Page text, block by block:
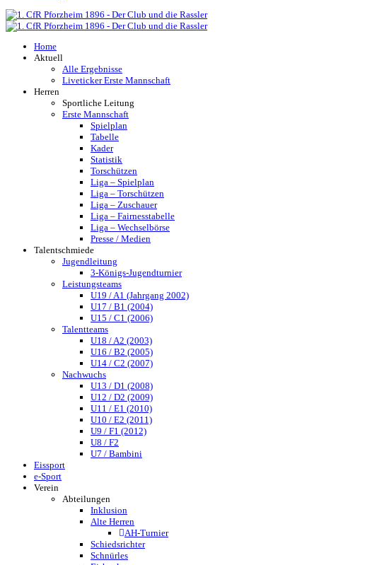
Home
Aktuell
Alle Ergebnisse
Liveticker Erste Mannschaft
Herren
Sportliche Leitung
Erste Mannschaft
Spielplan
Tabelle
Kader
Statistik
Torschützen
Liga – Spielplan
Liga – Torschützen
Liga – Zuschauer
Liga – Fairnesstabelle
Liga – Wechselbörse
Presse / Medien
Talentschmiede
Jugendleitung
3-Königs-Jugendturnier
Leistungsteams
U19 / A1 (Jahrgang 2002)
U17 / B1 (2004)
U15 / C1 (2006)
Talentteams
U18 / A2 (2003)
U16 / B2 (2005)
U14 / C2 (2007)
Nachwuchs
U13 / D1 (2008)
U12 / D2 (2009)
U11 / E1 (2010)
U10 / E2 (2011)
U9 / F1 (2012)
U8 / F2
U7 / Bambini
Eissport
e-Sport
Verein
Abteilungen
Inklusion
Alte Herren
AH-Turnier
Schiedsrichter
Schnürles